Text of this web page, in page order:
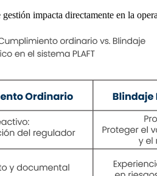
impacta directamente en la